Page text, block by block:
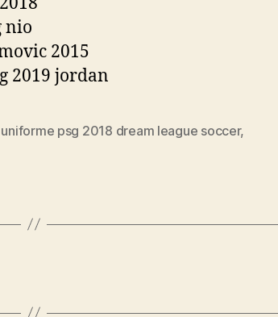
uniforme psg 2018 dream league soccer,